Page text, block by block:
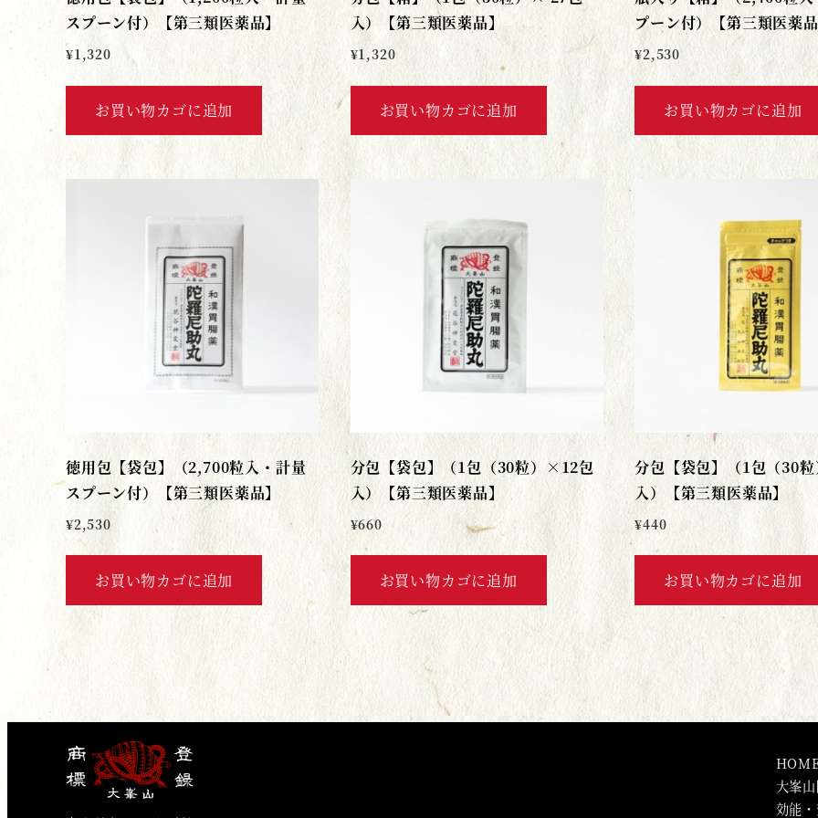
スプーン付）【第三類医薬品】
¥1,320
お買い物カゴに追加
入）【第三類医薬品】
¥1,320
お買い物カゴに追加
プーン付）【第三類医薬
¥2,530
お買い物カゴに追加
徳用包【袋包】（2,700粒入・計量
スプーン付）【第三類医薬品】
¥2,530
お買い物カゴに追加
分包【袋包】（1包（30粒）×12包
入）【第三類医薬品】
¥660
お買い物カゴに追加
分包【袋包】（1包（30
入）【第三類医薬品】
¥440
お買い物カゴに追加
大峯
効能